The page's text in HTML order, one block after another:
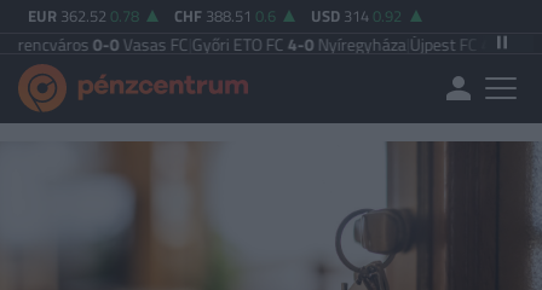
EUR 362.52 0.78 CHF 388.51 0.6 USD 314 0.92
0-0Vasas FC|Győri ETO FC4-0 Nyíregyháza|Újpest FC4-2Debreceni VSC